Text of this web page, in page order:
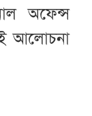
অফেন্স
আলোচনা